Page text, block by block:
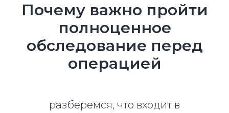
Почему важно пройти
полноценное
обследование перед
операцией
разберемся, что входит в